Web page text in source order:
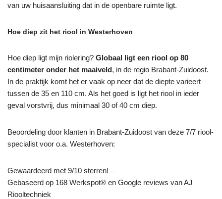
van uw huisaansluiting dat in de openbare ruimte ligt.
Hoe diep zit het riool in Westerhoven
Hoe diep ligt mijn riolering? Globaal ligt een riool op 80
centimeter onder het maaiveld, in de regio Brabant-Zuidoost.
In de praktijk komt het er vaak op neer dat de diepte varieert
tussen de 35 en 110 cm. Als het goed is ligt het riool in ieder
geval vorstvrij, dus minimaal 30 of 40 cm diep.
Beoordeling door klanten in Brabant-Zuidoost van deze 7/7 riool-
specialist voor o.a. Westerhoven:
Gewaardeerd met 9/10 sterren! –
Gebaseerd op 168 Werkspot® en Google reviews van AJ
Riooltechniek